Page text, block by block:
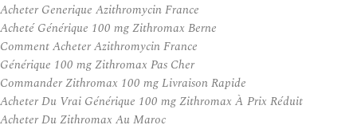
Acheter Generique Azithromycin France
Acheté Générique 100 mg Zithromax Berne
Comment Acheter Azithromycin France
Générique 100 mg Zithromax Pas Cher
Commander Zithromax 100 mg Livraison Rapide
Acheter Du Vrai Générique 100 mg Zithromax À Prix Réduit
Acheter Du Zithromax Au Maroc